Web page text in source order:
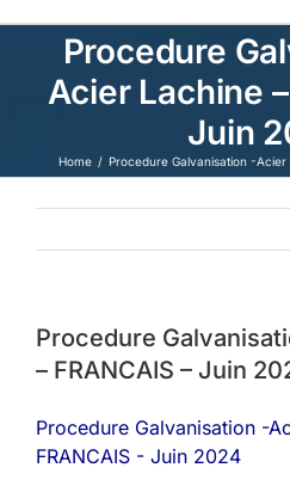
Procedure
Acier Lachine
Juin
Home Procedure Galvanisation -Acier
Procedure
– FRANCAIS – Juin
Procedure Galvanisation -
FRANCAIS - Juin 2024